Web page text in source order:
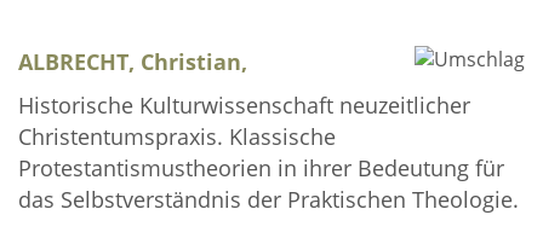
ALBRECHT, Christian,
Historische Kulturwissenschaft neuzeitlicher
Christentumspraxis. Klassische
Protestantismustheorien in ihrer Bedeutung für
das Selbstverständnis der Praktischen Theologie.